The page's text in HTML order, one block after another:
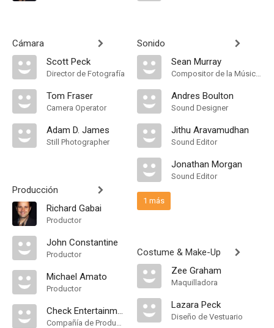
Cámara
Scott Peck
Director de Fotografía
Tom Fraser
Camera Operator
Adam D. James
Still Photographer
Producción
Richard Gabai
Productor
John Constantine
Productor
Michael Amato
Productor
Check Entertainment
Compañía de Produccion
Sonido
Sean Murray
Compositor de la Música Original, Música
Andres Boulton
Sound Designer
Jithu Aravamudhan
Sound Editor
Jonathan Morgan
Sound Editor
1 más
Costume & Make-Up
Zee Graham
Maquilladora
Lazara Peck
Diseño de Vestuario